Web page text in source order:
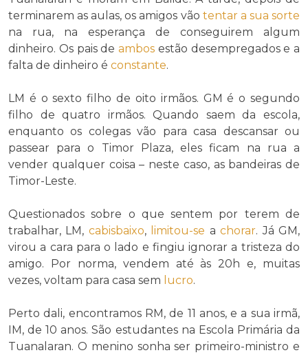
terminarem as aulas, os amigos vão tentar a sua sorte
na rua, na esperança de conseguirem algum
dinheiro. Os pais de ambos estão desempregados e a
falta de dinheiro é constante.
LM é o sexto filho de oito irmãos. GM é o segundo
filho de quatro irmãos. Quando saem da escola,
enquanto os colegas vão para casa descansar ou
passear para o Timor Plaza, eles ficam na rua a
vender qualquer coisa – neste caso, as bandeiras de
Timor-Leste.
Questionados sobre o que sentem por terem de
trabalhar, LM, cabisbaixo, limitou-se achorar. Já GM,
virou a cara para o lado e fingiu ignorar a tristeza do
amigo. Por norma, vendem até às 20h e, muitas
vezes, voltam para casa sem lucro.
Perto dali, encontramos RM, de 11 anos, e a sua irmã,
IM, de 10 anos. São estudantes na Escola Primária da
Tuanalaran. O menino sonha ser primeiro-ministro e